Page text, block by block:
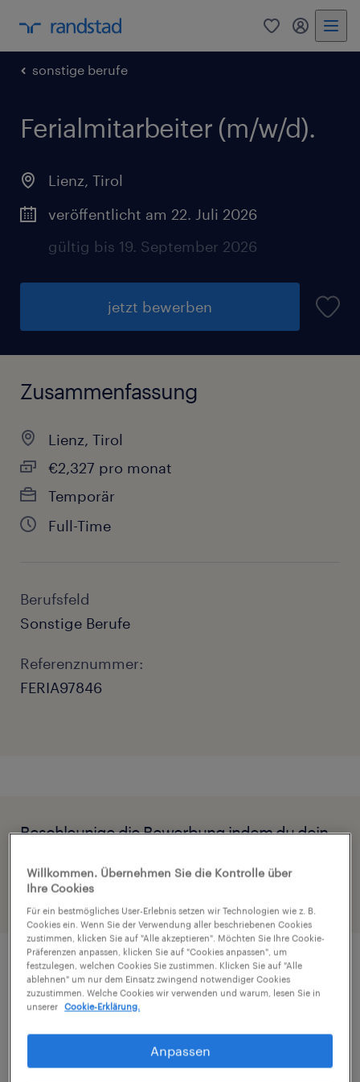
0 Mein
sonstige berufe
Ferialmitarbeiter (m/w/d).
Lienz, Tirol
veröffentlicht am 22. Juli 2026
gültig bis 19. September 2026
jetzt bewerben
Zusammenfassung
Lienz, Tirol
€2,327 pro monat
Temporär
Full-Time
Berufsfeld
Sonstige Berufe
Referenznummer:
FERIA97846
Beschleunige die Bewerbung indem du dein
Job Details
Verstärkung gesucht: Werde Teil des
dynamischen Filialteams!
Willkommen. Übernehmen Sie die Kontrolle über
Ihre Cookies
Für ein bestmögliches User-Erlebnis setzen wir Technologien wie z. B.
Cookies ein. Wenn Sie der Verwendung aller beschriebenen Cookies
zustimmen, klicken Sie auf "Alle akzeptieren". Möchten Sie Ihre Cookie-
Präferenzen anpassen, klicken Sie auf "Cookies anpassen", um
festzulegen, welchen Cookies Sie zustimmen. Klicken Sie auf "Alle
ablehnen" um nur dem Einsatz zwingend notwendiger Cookies
zuzustimmen. Welche Cookies wir verwenden und warum, lesen Sie in
unserer
Cookie-Erklärung.
Anpassen